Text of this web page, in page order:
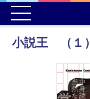
小説王 （１）